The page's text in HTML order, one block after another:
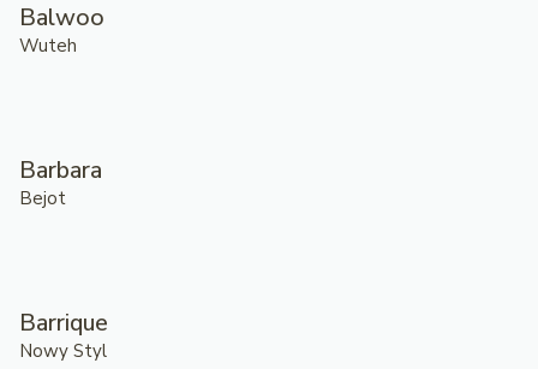
Balwoo
Wuteh
Barbara
Bejot
Barrique
Nowy Styl